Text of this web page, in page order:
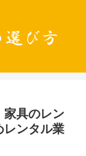
家具のレン
レンタル業